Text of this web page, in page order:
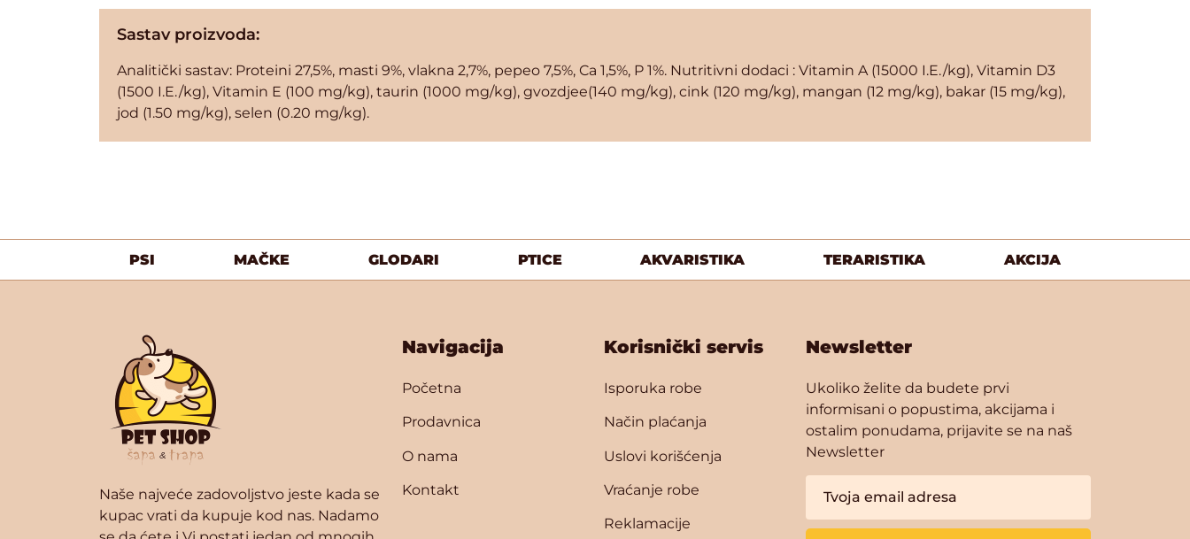
Sastav proizvoda:
Analitički sastav: Proteini 27,5%, masti 9%, vlakna 2,7%, pepeo 7,5%, Ca 1,5%, P 1%. Nutritivni dodaci : Vitamin A (15000 I.E./kg), Vitamin D3
(1500 I.E./kg), Vitamin E (100 mg/kg), taurin (1000 mg/kg), gvozdjee(140 mg/kg), cink (120 mg/kg), mangan (12 mg/kg), bakar (15 mg/kg),
jod (1.50 mg/kg), selen (0.20 mg/kg).
PSI MAČKE GLODARI PTICE AKVARISTIKA TERARISTIKA AKCIJA
Naše najveće zadovoljstvo jeste kada se
kupac vrati da kupuje kod nas. Nadamo
Navigacija
Početna
Prodavnica
O nama
Kontakt
Korisnički servis
Isporuka robe
Način plaćanja
Uslovi korišćenja
Vraćanje robe
Reklamacije
Newsletter
Ukoliko želite da budete prvi
informisani o popustima, akcijama i
ostalim ponudama, prijavite se na naš
Newsletter